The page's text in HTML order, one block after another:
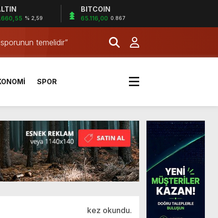
% 2,59
BITCOIN
65.116,00 0.867
temelidir”
temelidir”
SPOR
kez okundu.